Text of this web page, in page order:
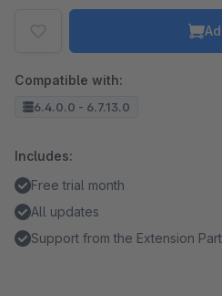
Compatible with:
6.4.0.0 - 6.7.13.0
Includes:
Free trial month
All updates
Support from the Extension